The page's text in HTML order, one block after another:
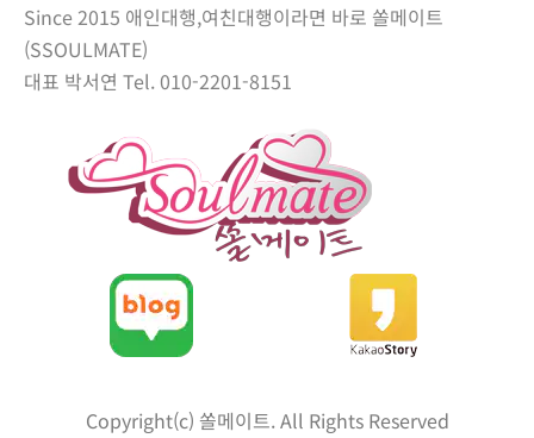
Since 2015 애인대행,여친대행이라면 바로 쏠메이트
(SSOULMATE)
대표 박서연 Tel. 010-2201-8151
Copyright(c) 쏠메이트. All Rights Reserved